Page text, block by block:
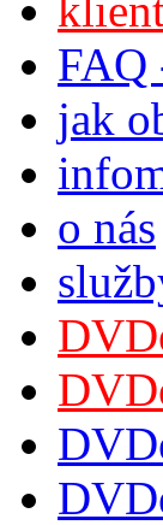
FAQ
jak
o nás